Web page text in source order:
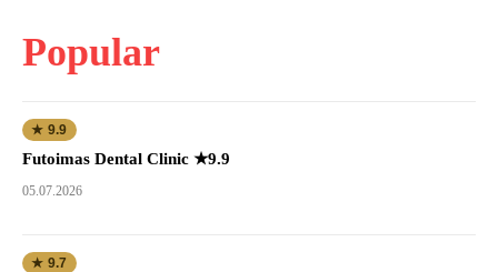
Popular
★ 9.9
Futoimas Dental Clinic ★9.9
05.07.2026
★ 9.7